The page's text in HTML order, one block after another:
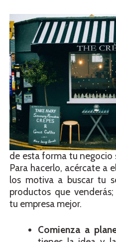
de esta forma tu negocio
Para hacerlo, acércate a
los motiva a buscar tu
productos que
tu empresa mejor.
Comienza a